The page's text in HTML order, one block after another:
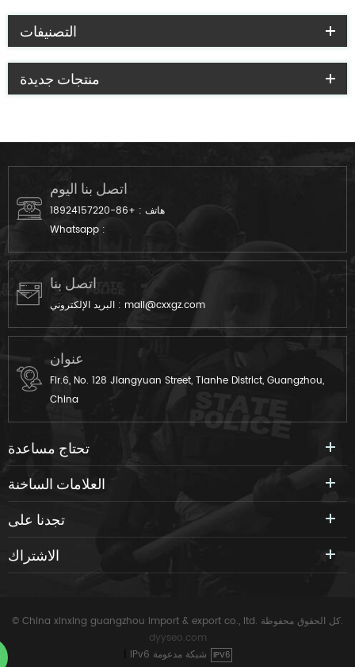
التصنيفات
منتجات جديدة
اتصل بنا اليوم
هاتف : +86-18924157220
Whatsapp :
اتصل بنا
البريد الإلكتروني : mail@cxxgz.com
عنوان
Flr.6, No. 128 Jiangyuan Street, Tianhe District, Guangzhou,
China
تحتاج مساعدة
العلامات الساخنة
تجدنا على
الاشتراك
© China xinxing guangzhou import & export co., ltd. كل الحقوق محفوظة.
dyyseo.com
IPv6 شبكة مدعومة IPV6